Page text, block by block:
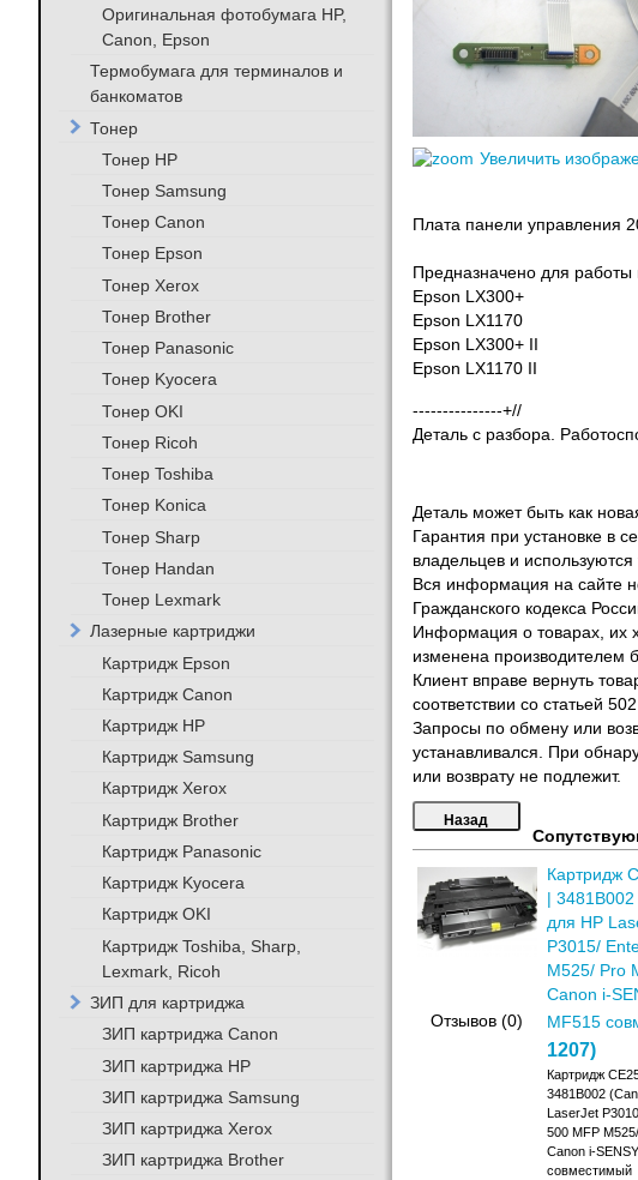
Увеличить
Плата панели управления
Предназначено для
Epson LX300+
Epson LX1170
Epson LX300+ II
Epson LX1170 II
---------------+//
Деталь с разбора.
Деталь может быть как
Гарантия при установке в
владельцев и
Вся информация на сайте
Гражданского кодекса
Информация о товарах, их
изменена производителем
Клиент вправе вернуть
соответствии со статьей
Запросы по обмену или
устанавливался. При
или возврату не подлежит.
Отзывов (0)
Картридж
|
для HP
P3015/
M525/ Pro
Canon i-
MF515
1207)
Картридж
3481B002
LaserJet
500 MFP
Canon i-
совместимый
Оригинальная фотобумага HP,
Canon, Epson
Термобумага для терминалов и
банкоматов
Тонер
Тонер HP
Тонер Samsung
Тонер Canon
Тонер Epson
Тонер Xerox
Тонер Brother
Тонер Panasonic
Тонер Kyocera
Тонер OKI
Тонер Ricoh
Тонер Toshiba
Тонер Konica
Тонер Sharp
Тонер Handan
Тонер Lexmark
Лазерные картриджи
Картридж Epson
Картридж Canon
Картридж HP
Картридж Samsung
Картридж Xerox
Картридж Brother
Картридж Panasonic
Картридж Kyocera
Картридж OKI
Картридж Toshiba, Sharp,
Lexmark, Ricoh
ЗИП для картриджа
ЗИП картриджа Canon
ЗИП картриджа HP
ЗИП картриджа Samsung
ЗИП картриджа Xerox
ЗИП картриджа Brother